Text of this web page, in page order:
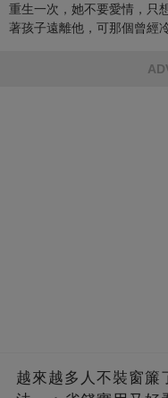
重生一次，她不要愛情，只
著孩子遠離他，可那個曾經冷
越來越多人不裝窗簾